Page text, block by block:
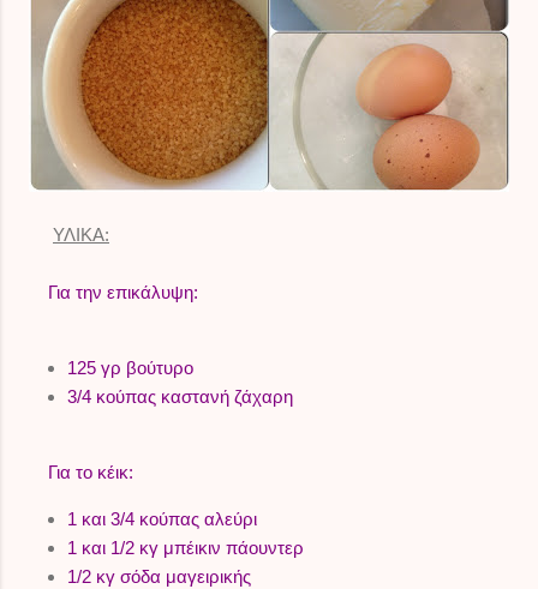
ΥΛΙΚΑ:
Για την επικάλυψη:
125 γρ βούτυρο
3/4 κούπας καστανή ζάχαρη
Για το κέικ:
1 και 3/4 κούπας αλεύρι
1 και 1/2 κγ μπέικιν πάουντερ
1/2 κγ σόδα μαγειρικής